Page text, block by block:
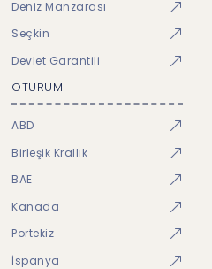
Deniz Manzarası
Seçkin
Devlet Garantili
OTURUM
ABD
Birleşik Krallık
BAE
Kanada
Portekiz
İspanya